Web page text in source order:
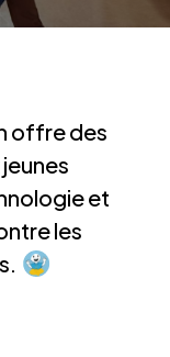
offre des
et
les